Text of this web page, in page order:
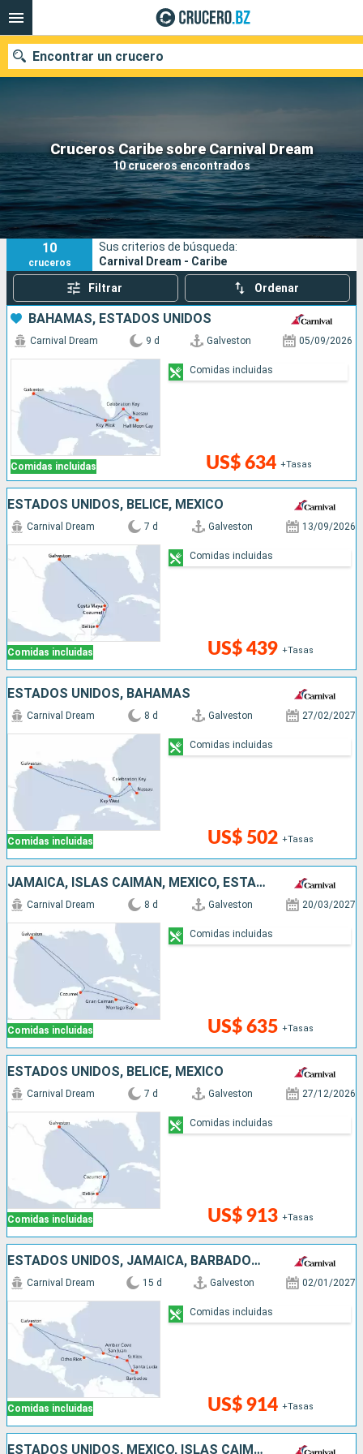
Cruceros Caribe sobre Carnival Dream
10 cruceros encontrados
Encontrar un crucero
Nuestros destinos
Fecha de salida
Puertos Compañías
Buscar
10
cruceros
Sus criterios de búsqueda:
Carnival Dream - Caribe
Filtrar Ordenar
BAHAMAS, ESTADOS UNIDOS
Comidas incluidas
Carnival Dream 9 d Galveston 05/09/2026
US$ 634 +Tasas
Comidas incluidas
ESTADOS UNIDOS, BELICE, MÉXICO
Comidas incluidas
Carnival Dream 7 d Galveston 13/09/2026
US$ 439 +Tasas
Comidas incluidas
ESTADOS UNIDOS, BAHAMAS
Comidas incluidas
Carnival Dream 8 d Galveston 27/02/2027
US$ 502 +Tasas
Comidas incluidas
JAMAICA, ISLAS CAIMÁN, MÉXICO, ESTADOS UNIDOS
Comidas incluidas
Carnival Dream 8 d Galveston 20/03/2027
US$ 635 +Tasas
Comidas incluidas
ESTADOS UNIDOS, BELICE, MÉXICO
Comidas incluidas
Carnival Dream 7 d Galveston 27/12/2026
US$ 913 +Tasas
Comidas incluidas
ESTADOS UNIDOS, JAMAICA, BARBADOS, SANTA LUCIA, ANTIGUA Y BARBUDA, PUERTO RICO, REPÚBLICA DOMINICANA
Comidas incluidas
Carnival Dream 15 d Galveston 02/01/2027
US$ 914 +Tasas
Comidas incluidas
ESTADOS UNIDOS, MÉXICO, ISLAS CAIMÁN, JAMAICA